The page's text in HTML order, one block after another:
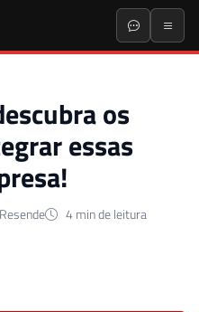
os
essas
4 min de leitura